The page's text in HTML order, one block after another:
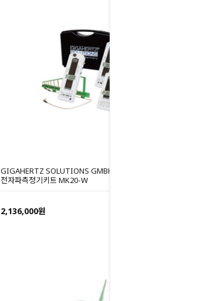
GIGAHERTZ SOLUTIONS GMBH 저주파+고주파
전자파측정기키트 MK20-W
2,136,000원